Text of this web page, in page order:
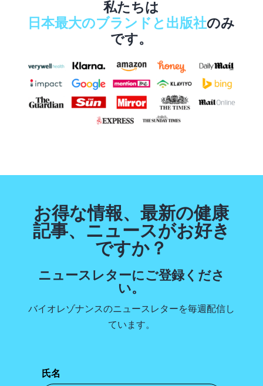
私たちは
日本最大のブランドと出版社のみ
です。
お得な情報、最新の健康
記事、ニュースがお好き
ですか？
ニュースレターにご登録くださ
い。
バイオレゾナンスのニュースレターを毎週配信し
ています。
氏名